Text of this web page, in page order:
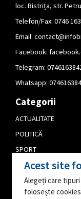
loc. Bistrița, str.
Telefon/Fax: 0746
Email:
Facebook:
Telegram:
Whatsapp:
Categorii
ACTUALITATE
POLITICĂ
SPORT
CULTURĂ
PUBLICITATE
EDITORIAL
Acest site
Alegeți care
folosește